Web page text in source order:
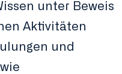
unter Beweis
Aktivitäten
und